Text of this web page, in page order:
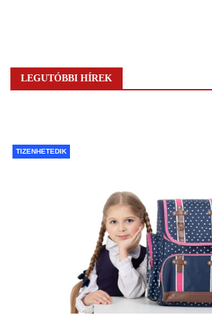
LEGUTÓBBI HÍREK
TIZENHETEDIK